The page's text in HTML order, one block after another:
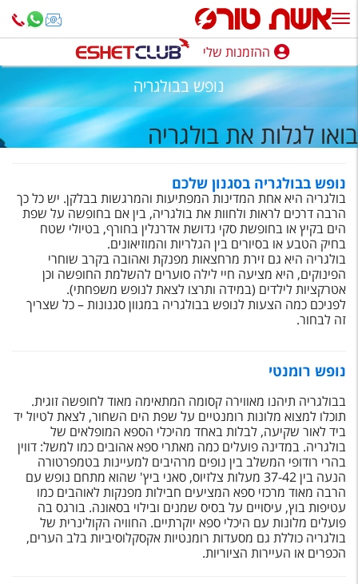
ההזמנות שלי
נופש בארץ
חופשה לפי סגנון
טיולים מאורגנים
סגנונות טיול
חבילות נופש
הרגע האחרון
טיסות לחו"ל
מלונות בחו"ל
Русский
קרוז
מגזין אשת
שירות לקוחות
ההזמנות שלי
נופש בבולגריה
בואו לגלות את בולגריה
נופש בבולגריה בסגנון שלכם
בולגריה היא אחת המדינות המפתיעות והמרגשות בבלקן. יש כל כך
הרבה דרכים לראות ולחוות את בולגריה, בין אם בחופשה על שפת
הים בקיץ או בחופשת סקי גדושת אדרנלין בחורף, בטיולי שטח
בחיק הטבע או בסיורים בין הגלריות והמוזיאונים.
בולגריה היא גם זירת מרחצאות מפנקת ואהובה בקרב שוחרי
הפינוקים, היא מציעה חיי לילה סוערים להשלמת החופשה וכן
אטרקציות לילדים (במידה ותרצו לצאת לנופש משפחתי).
לפניכם כמה הצעות לנופש בבולגריה במגוון סגנונות – כל שצריך
זה לבחור.
נופש רומנטי
בבולגריה תיהנו מאווירה קסומה המתאימה מאוד לחופשה זוגית.
תוכלו למצוא מלונות רומנטיים על שפת הים השחור, לצאת לטיול יד
ביד לאור שקיעה, לבלות באחד מהיכלי הספא המופלאים של
בולגריה. במדינה פועלים כמה מאתרי ספא אהובים כמו למשל: דווין
בהרי רודופי המשלב בין נופים מרהיבים למעיינות בטמפרטורה
הנעה בין 37-42 מעלות צלזיוס, סאני ביץ' שהוא מתחם נופש עם
הרבה מאוד מרכזי ספא המציעים חבילות מפנקות לאוהבים כמו
עטיפות בוץ, עיסויים על בסיס שמנים ובילוי בסאונה. בורגס בה
פועלים מלונות עם היכלי ספא יוקרתיים. החוויה הקולינרית של
בולגריה כוללת גם מסעדות רומנטיות אקסקלוסיביות בלב הערים,
הכפרים או העיירות הציוריות.